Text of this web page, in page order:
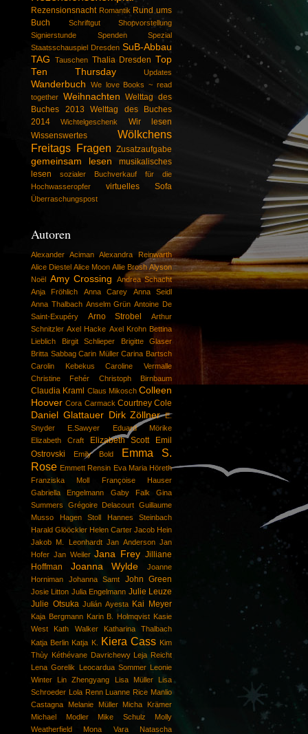
Rezensionsnacht Romantik Rund ums
Buch
Schriftgut
Shopvorstellung
Signierstunde
Spenden
Spezial
Staatsschauspiel Dresden SuB-Abbau
TAG
Tauschen Thalia Dresden Top
Ten Thursday
Updates
Wanderbuch
We love Books ~ read
together Weihnachten Welttag des
Buches 2013
Welttag des Buches
2014
Wichtelgeschenk
Wir lesen
Wissenswertes
Wölkchens
Freitags Fragen Zusatzaufgabe
gemeinsam lesen
musikalisches
lesen
sozialer Buchverkauf für die
Hochwasseropfer
virtuelles Sofa
Überraschungspost
Autoren
Alexander Aciman
Alexandra Reinwarth
Alice Diestel Alice Moon Allie Brosh Alyson
Noël Amy Crossing
Andrea Schacht
Anja Fröhlich
Anna Carey
Anna Seidl
Anna Thalbach Anselm Grün Antoine De
Saint-Exupéry
Arno Strobel
Arthur
Schnitzler Axel Hacke Axel Krohn Bettina
Lieblich
Birgit Schlieper
Brigitte Glaser
Britta Sabbag Carin Müller Carina Bartsch
Carolin Kebekus
Caroline Vermalle
Christine Fehér
Christoph Birnbaum
Claudia Kraml Claus Mikosch Colleen
Hoover Cora Carmack Courtney Cole
Daniel Glattauer Dirk Zöllner E.
Snyder
E.Sawyer
Eduard Mörike
Elizabeth Craft
Elizabeth Scott
Emil
Ostrovski
Emily Bold
Emma S.
Rose Emmett Rensin Eva Maria Höreth
Franziska Moll
Françoise Hauser
Gabriella Engelmann
Gaby Falk
Gina
Summers
Grégoire Delacourt Guillaume
Musso
Hagen Stoll
Hannes Steinbach
Harald Glööckler Helen Carter Jacob Hein
Jakob M. Leonhardt Jan Anderson Jan
Hofer Jan Weiler Jana Frey Jilliane
Hoffman
Joanna Wylde
Joanne
Horniman
Johanna Samt John Green
Josie Litton Julia Engelmann Julie Leuze
Julie Otsuka Julián Ayesta Kai Meyer
Kaja Bergmann Karin B. Holmqvist Kasie
West
Kath Walker
Katharina Thalbach
Katja Berlin Katja K. Kiera Cass Kim
Thùy Kéthévane Davrichewy Leja Reicht
Lena Gorelik
Leocardua Sommer Leonie
Winter
Lin Zhengyang Lisa Müller
Lisa
Schroeder Lola Renn Luanne Rice Manlio
Castagna
Melanie Müller
Micha Krämer
Michael Modler
Mike Schulz
Molly
Weatherfield
Mona Vara Natascha